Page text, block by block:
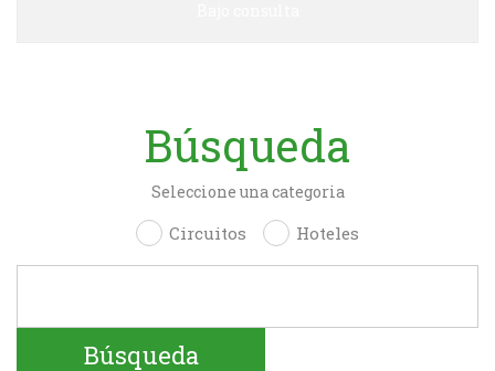
Búsqueda
Seleccione una categoria
Circuitos Hoteles